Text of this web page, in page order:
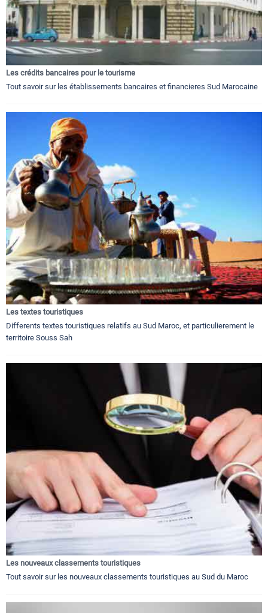
Les crédits bancaires pour le tourisme
Tout savoir sur les établissements bancaires et financieres Sud Marocaine
Les textes touristiques
Differents textes touristiques relatifs au Sud Maroc, et particulierement le
territoire Souss Sah
Les nouveaux classements touristiques
Tout savoir sur les nouveaux classements touristiques au Sud du Maroc